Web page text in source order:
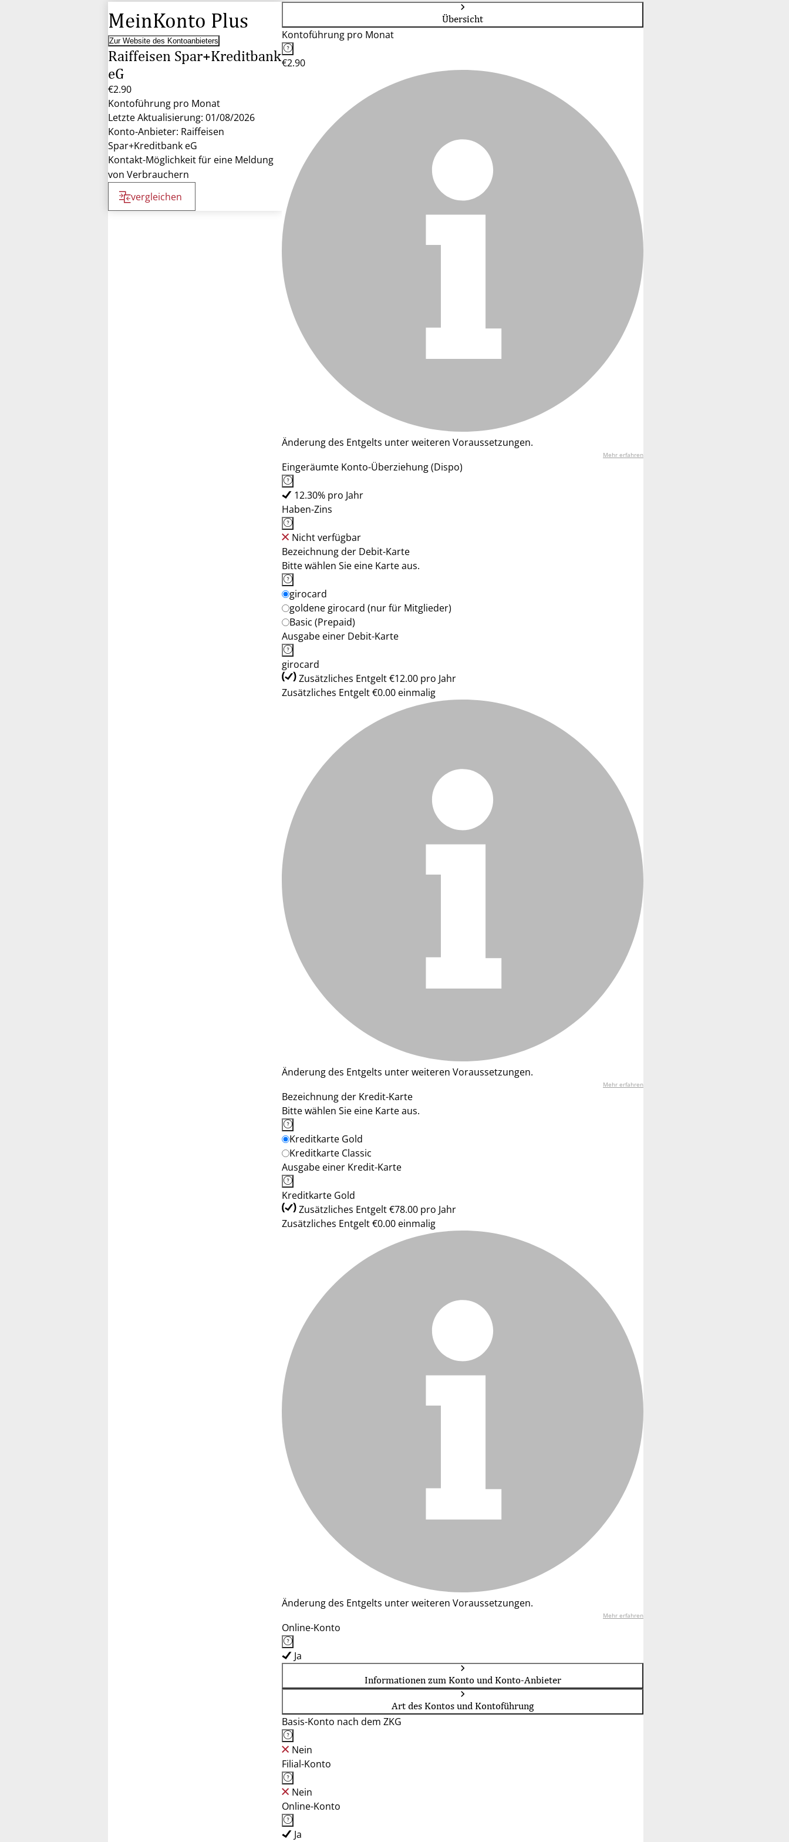
MeinKonto Plus
Zur Website des Kontoanbieters
Raiffeisen Spar+Kreditbank
eG
€2.90
Kontoführung pro Monat
Letzte Aktualisierung: 01/08/2026
Konto-Anbieter: Raiffeisen
Spar+Kreditbank eG
Kontakt-Möglichkeit für eine Meldung
von Verbrauchern
vergleichen
Übersicht
Kontoführung pro Monat
€2.90
Änderung des Entgelts unter weiteren Voraussetzungen.
Mehr erfahren
Eingeräumte Konto-Überziehung (Dispo)
12.30% pro Jahr
Haben-Zins
Nicht verfügbar
Bezeichnung der Debit-Karte
Bitte wählen Sie eine Karte aus.
girocard
goldene girocard (nur für Mitglieder)
Basic (Prepaid)
Ausgabe einer Debit-Karte
girocard
Zusätzliches Entgelt €12.00 pro Jahr
Zusätzliches Entgelt €0.00 einmalig
Änderung des Entgelts unter weiteren Voraussetzungen.
Mehr erfahren
Bezeichnung der Kredit-Karte
Bitte wählen Sie eine Karte aus.
Kreditkarte Gold
Kreditkarte Classic
Ausgabe einer Kredit-Karte
Kreditkarte Gold
Zusätzliches Entgelt €78.00 pro Jahr
Zusätzliches Entgelt €0.00 einmalig
Änderung des Entgelts unter weiteren Voraussetzungen.
Mehr erfahren
Online-Konto
Ja
Informationen zum Konto und Konto-Anbieter
Art des Kontos und Kontoführung
Basis-Konto nach dem ZKG
Nein
Filial-Konto
Nein
Online-Konto
Ja